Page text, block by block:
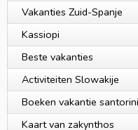
Vakanties Zuid-Spanje
Kassiopi
Beste vakanties
Activiteiten Slowakije
Boeken vakantie santorini
Kaart van zakynthos